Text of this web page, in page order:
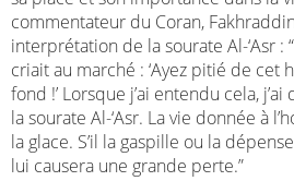
commentateur du Coran,
interprétation de la sourate Al-‘Asr :
criait au marché : ‘Ayez pitié de cet
fond !’ Lorsque j’ai entendu cela, j’ai
la sourate Al-‘Asr. La vie donnée à
la glace. S’il la gaspille ou la
lui causera une grande perte.”